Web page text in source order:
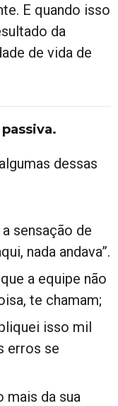
E quando isso
da
de vida de
dessas
sensação de
nada andava”.
a equipe não
te chamam;
isso mil
erros se
mais da sua